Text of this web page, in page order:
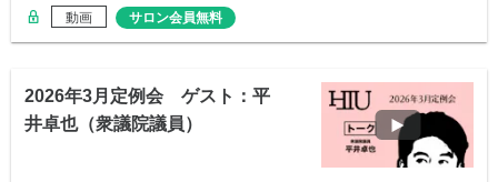
動画 サロン会員無料
2026年3月定例会 ゲスト：平
井卓也（衆議院議員）